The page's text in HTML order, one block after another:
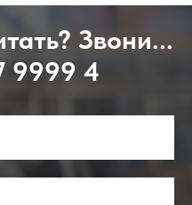
Звони...
9999 4